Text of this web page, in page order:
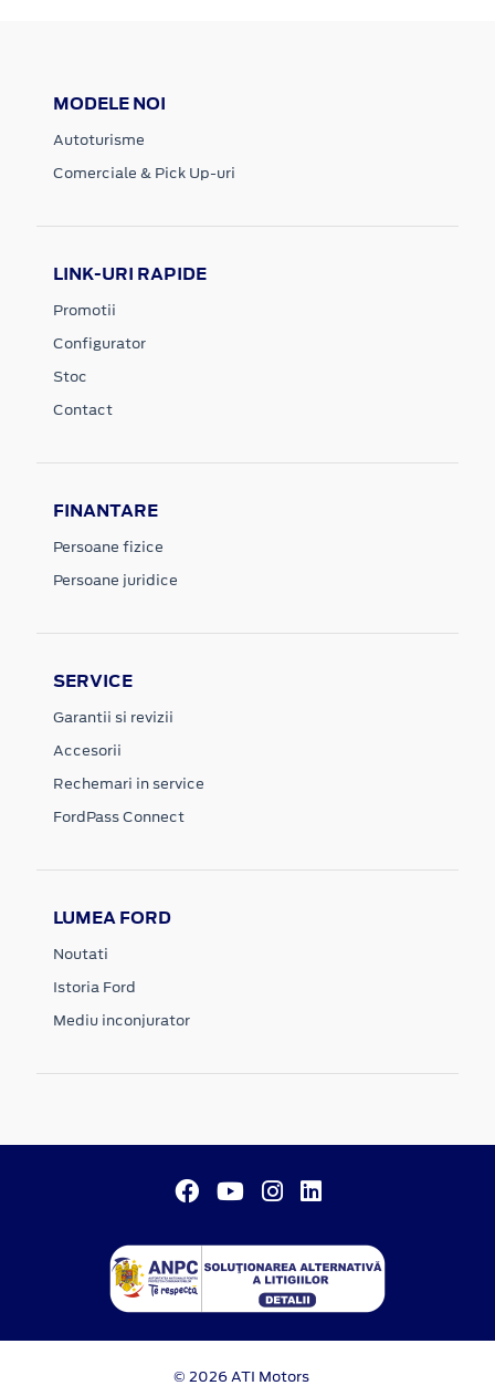
MODELE NOI
Autoturisme
Comerciale & Pick Up-uri
LINK-URI RAPIDE
Promotii
Configurator
Stoc
Contact
FINANTARE
Persoane fizice
Persoane juridice
SERVICE
Garantii si revizii
Accesorii
Rechemari in service
FordPass Connect
LUMEA FORD
Noutati
Istoria Ford
Mediu inconjurator
© 2026 ATI Motors